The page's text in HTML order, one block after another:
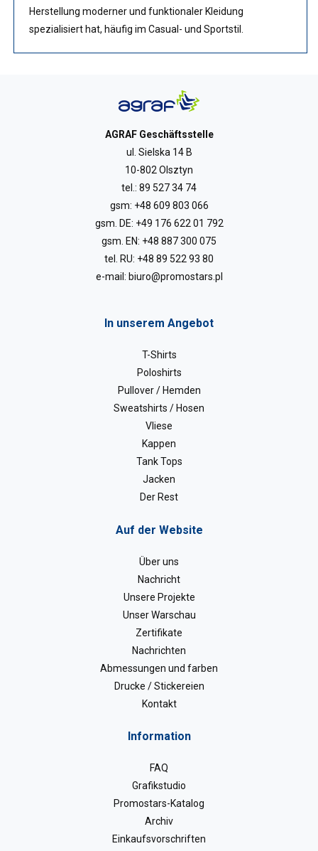
Herstellung moderner und funktionaler Kleidung
spezialisiert hat, häufig im Casual- und Sportstil.
AGRAF Geschäftsstelle
ul. Sielska 14 B
10-802 Olsztyn
tel.: 89 527 34 74
gsm: +48 609 803 066
gsm. DE: +49 176 622 01 792
gsm. EN: +48 887 300 075
tel. RU: +48 89 522 93 80
e-mail: biuro@promostars.pl
In unserem Angebot
T-Shirts
Poloshirts
Pullover / Hemden
Sweatshirts / Hosen
Vliese
Kappen
Tank Tops
Jacken
Der Rest
Auf der Website
Über uns
Nachricht
Unsere Projekte
Unser Warschau
Zertifikate
Nachrichten
Abmessungen und farben
Drucke / Stickereien
Kontakt
Information
FAQ
Grafikstudio
Promostars-Katalog
Archiv
Einkaufsvorschriften